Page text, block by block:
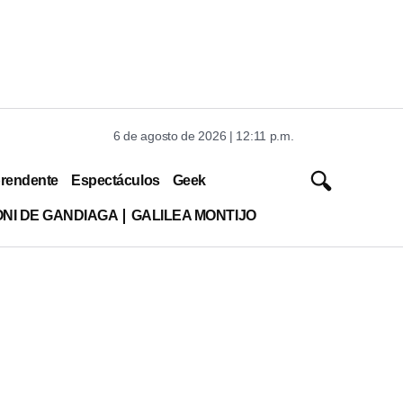
6 de agosto de 2026 | 12:11 p.m.
Espectáculos Geek
DE GANDIAGA GALILEA MONTIJO